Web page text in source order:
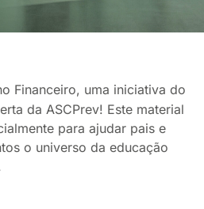
Financeiro, uma iniciativa do
da ASCPrev! Este material
para ajudar pais e
o universo da educação